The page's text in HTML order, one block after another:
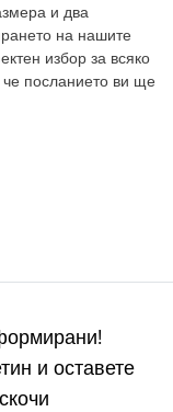
и два
на нашите
избор за всяко
че посланието ви ще
и оставете